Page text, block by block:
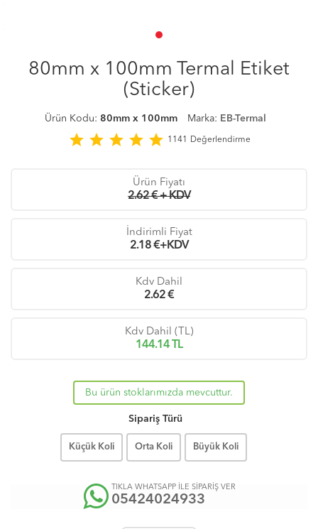
80mm x 100mm Termal Etiket
(Sticker)
Ürün Kodu: 80mm x 100mm Marka: EB-Termal
star star star star star 1141 Değerlendirme
Ürün Fiyatı
2.62 € + KDV
İndirimli Fiyat
2.18€+KDV
Kdv Dahil
2.62€
Kdv Dahil (TL)
144.14 TL
Bu ürün stoklarımızda mevcuttur.
Sipariş Türü
Küçük Koli Orta Koli Büyük Koli
TIKLA WHATSAPP İLE SİPARİŞ VER
05424024933